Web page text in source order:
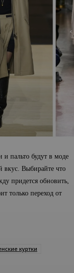
пальто будут в моде
вкус. Выбирайте что
придется обновить,
только переход от
куртки